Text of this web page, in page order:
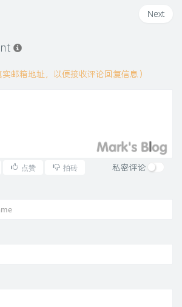
Next
实邮箱地址，以便接收评论回复信息）
点赞 拍砖 私密评论